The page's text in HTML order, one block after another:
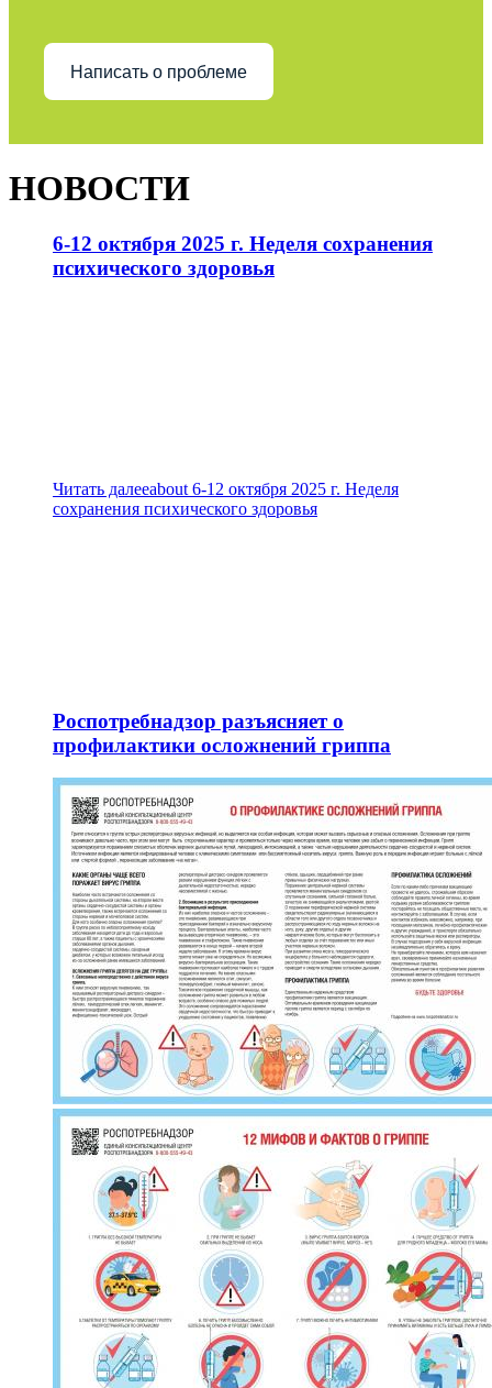
Написать о проблеме
НОВОСТИ
6-12 октября 2025 г. Неделя сохранения
психического здоровья
Читать далееabout 6-12 октября 2025 г. Неделя
сохранения психического здоровья
Роспотребнадзор разъясняет о
профилактики осложнений гриппа